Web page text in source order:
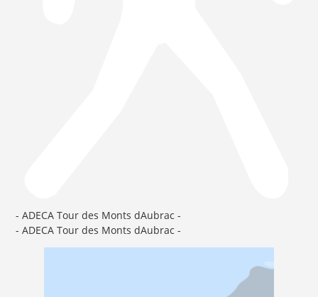
- ADECA Tour des Monts dAubrac -
- ADECA Tour des Monts dAubrac -